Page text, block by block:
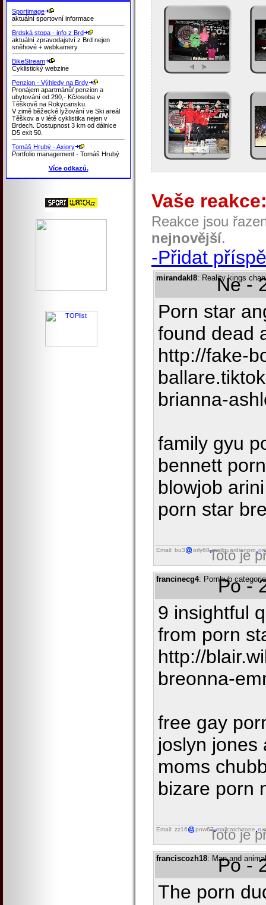
Sportimage
aktuální sportovní informace
Brdská stopa - info z Brd
aktuální zpravodajství z Brd nejen
sněhové + webkamery
BikeStream
Cyklistický webzine
Penzion - Výhledy na Brdy
Pronájem apartmánů/ penzion a
ubytování od 290,- Kč/osoba v
Těškově na Rokycansku.
V zimě běžecké lyžování ve Ski areál
Těškov a v létě cyklistika nejen v
Brdech. Dostupnost 3 km od dálnice
D5 exit 50.
Tomáš Hrubý - Axiory
Portfolio management - Tomáš Hrubý
Více odkazů.
Vaše
Reakce jsou
nejnovější.
-Přidat
mirandakl8: Reality kings
Ne -
Porn star
found dead
http://fake-
brianna-
family gyu
bennett
blowjob
porn star
Email: bu3 orly68 mailguardianpro
Toto je
francinecg4: PornhubPo -
9 insightful
from porn
http://
breonna-
free gay
joslyn jones
moms
bizare porn
Email: zz16 pnw67 mailcatchzone run
Toto je
franciscozh18: Man and
Po -
The porn